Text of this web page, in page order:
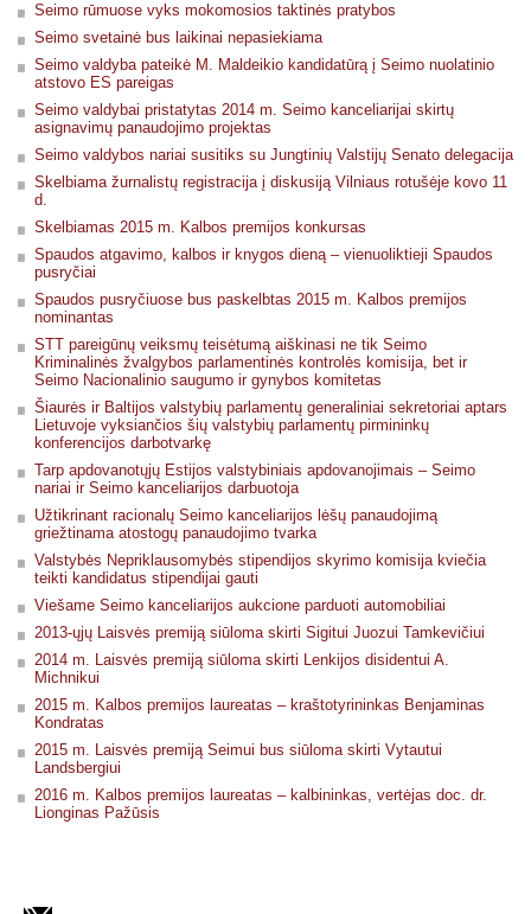
Seimo rūmuose vyks mokomosios taktinės pratybos
Seimo svetainė bus laikinai nepasiekiama
Seimo valdyba pateikė M. Maldeikio kandidatūrą į Seimo nuolatinio
atstovo ES pareigas
Seimo valdybai pristatytas 2014 m. Seimo kanceliarijai skirtų
asignavimų panaudojimo projektas
Seimo valdybos nariai susitiks su Jungtinių Valstijų Senato delegacija
Skelbiama žurnalistų registracija į diskusiją Vilniaus rotušėje kovo 11
d.
Skelbiamas 2015 m. Kalbos premijos konkursas
Spaudos atgavimo, kalbos ir knygos dieną – vienuoliktieji Spaudos
pusryčiai
Spaudos pusryčiuose bus paskelbtas 2015 m. Kalbos premijos
nominantas
STT pareigūnų veiksmų teisėtumą aiškinasi ne tik Seimo
Kriminalinės žvalgybos parlamentinės kontrolės komisija, bet ir
Seimo Nacionalinio saugumo ir gynybos komitetas
Šiaurės ir Baltijos valstybių parlamentų generaliniai sekretoriai aptars
Lietuvoje vyksiančios šių valstybių parlamentų pirmininkų
konferencijos darbotvarkę
Tarp apdovanotųjų Estijos valstybiniais apdovanojimais – Seimo
nariai ir Seimo kanceliarijos darbuotoja
Užtikrinant racionalų Seimo kanceliarijos lėšų panaudojimą
griežtinama atostogų panaudojimo tvarka
Valstybės Nepriklausomybės stipendijos skyrimo komisija kviečia
teikti kandidatus stipendijai gauti
Viešame Seimo kanceliarijos aukcione parduoti automobiliai
2013-ųjų Laisvės premiją siūloma skirti Sigitui Juozui Tamkevičiui
2014 m. Laisvės premiją siūloma skirti Lenkijos disidentui A.
Michnikui
2015 m. Kalbos premijos laureatas – kraštotyrininkas Benjaminas
Kondratas
2015 m. Laisvės premiją Seimui bus siūloma skirti Vytautui
Landsbergiui
2016 m. Kalbos premijos laureatas – kalbininkas, vertėjas doc. dr.
Lionginas Pažūsis